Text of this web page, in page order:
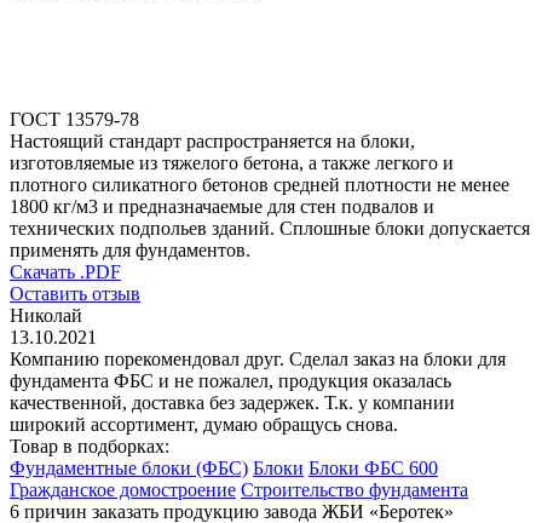
ГОСТ 13579-78
Настоящий стандарт распространяется на блоки,
изготовляемые из тяжелого бетона, а также легкого и
плотного силикатного бетонов средней плотности не менее
1800 кг/м3 и предназначаемые для стен подвалов и
технических подпольев зданий. Сплошные блоки допускается
применять для фундаментов.
Скачать .PDF
Оставить отзыв
Николай
13.10.2021
Компанию порекомендовал друг. Сделал заказ на блоки для
фундамента ФБС и не пожалел, продукция оказалась
качественной, доставка без задержек. Т.к. у компании
широкий ассортимент, думаю обращусь снова.
Товар в подборках:
Фундаментные блоки (ФБС) Блоки Блоки ФБС 600
Гражданское домостроение Строительство фундамента
6 причин заказать продукцию завода ЖБИ «Беротек»